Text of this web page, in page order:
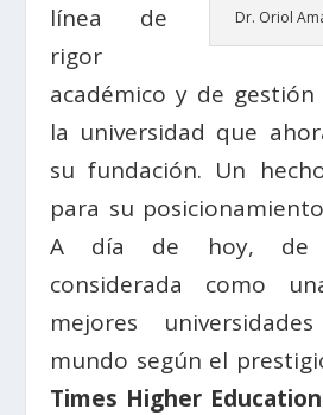
Dr. Oriol
línea de
rigor
académico y de
la universidad que
su fundación. Un
para su
A día de hoy, de
considerada como
mejores
mundo según el
Times Higher Education